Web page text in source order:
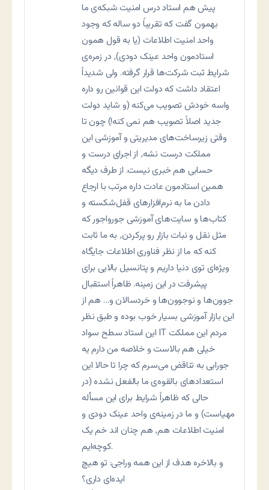
پیش هم استاد درس امنیت شبکه‌ی ما
بهمون گفت که تقریباً دو ساله که وجود
واحد امنیت اطلاعات (یا به قول همون
استادمون واحد عینک دودی)٬ در زمره‌ی
شرایط ثبت شرکت‌ها قرار گرفته. ولی شدیداً
اعتقاد داشت که دولت این قوانین رو داره
واسه خودش تصویب می‌کنه (و شاید دولت
جدید اصلاً تصویب هم نمی کنه!) چون تا
وقتی زیرساخت‌های مدیریتی و آموزشی این
مملکت درست نشه٬ از اجرای درست و
حسابی هم خبری نیست. از طرف دیگه
همین استادمون عادت داره مرتب با ارجاع
دادن ما به نرم‌افزارهای قفل‌شکسته و
کتاب‌ها و سایت‌های آموزشی جورواجور که
مثل نقل و نبات بازار رو پرکردن٬ به ما ثابت
کنه که ما از نظر فناوری اطلاعات جایگاه
ویژه‌ای توی دنیا داریم و پتانسیل بالایی برای
پیشرفت در این زمینه. ظاهراً استقبال
جوون‌ها و نوجوون‌ها و خردسالان و… هم از
این بازار آموزشی بسیار خوب بوده و طبق نظر
این استاد سطح سواد IT مردم این مملکت
خیلی هم بالاست و خلاصه من دارم یه
جورایی به تناقض می‌سرم که چرا تا حالا این
استعدادهای بالقوه‌ی ما بالفعل نشده (در
حالی که ظاهراً شرایط برای این مسأله
مهیاست) و ما در زمینه‌ی واحد عینک دودی و
امنیت اطلاعات هم٬ هم چنان اند خم یک
کوچه‌ایم.
و بالاخره هدف از این همه وراجی: تو هیچ
ایده‌ای داری؟